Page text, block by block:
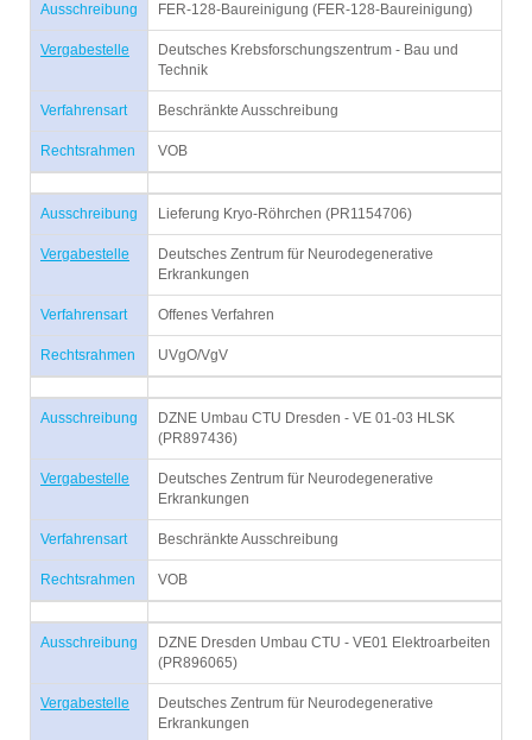
Ausschreibung FER-128-Baureinigung (FER-128-Baureinigung)
Vergabestelle
Deutsches Krebsforschungszentrum - Bau und
Technik
Verfahrensart Beschränkte Ausschreibung
Rechtsrahmen VOB
Ausschreibung Lieferung Kryo-Röhrchen (PR1154706)
Vergabestelle
Deutsches Zentrum für Neurodegenerative
Erkrankungen
Verfahrensart Offenes Verfahren
Rechtsrahmen UVgO/VgV
Ausschreibung
DZNE Umbau CTU Dresden - VE 01-03 HLSK
(PR897436)
Vergabestelle
Deutsches Zentrum für Neurodegenerative
Erkrankungen
Verfahrensart Beschränkte Ausschreibung
Rechtsrahmen VOB
Ausschreibung
DZNE Dresden Umbau CTU - VE01 Elektroarbeiten
(PR896065)
Vergabestelle
Deutsches Zentrum für Neurodegenerative
Erkrankungen